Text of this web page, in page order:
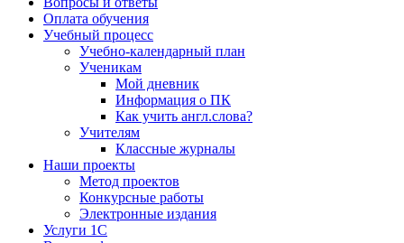
Оплата обучения
Учебный процесс
Учебно-календарный план
Ученикам
Мой дневник
Информация о ПК
Как учить англ.слова?
Учителям
Классные журналы
Наши проекты
Метод проектов
Конкурсные работы
Электронные издания
Услуги 1C